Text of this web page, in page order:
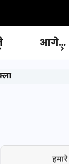
आगे…